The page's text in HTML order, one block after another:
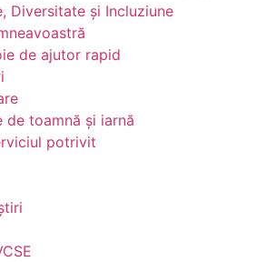
Diversitate și Incluziune
de ajutor rapid
de toamnă și iarnă
potrivit